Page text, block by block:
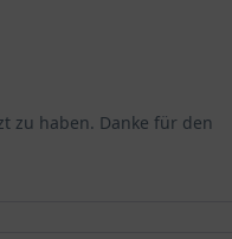
zu haben. Danke für den